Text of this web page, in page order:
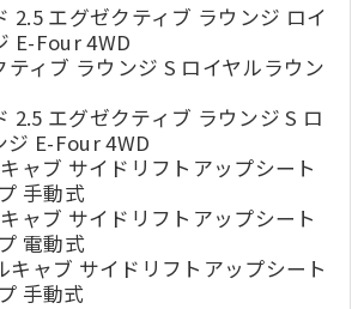
2.5 エグゼクティブ ラウンジ ロイ
E-Four 4WD
ティブ ラウンジ S ロイヤルラウン
2.5 エグゼクティブ ラウンジ S ロ
ジ E-Four 4WD
ャブ サイドリフトアップシート
手動式
ャブ サイドリフトアップシート
電動式
キャブ サイドリフトアップシート
手動式